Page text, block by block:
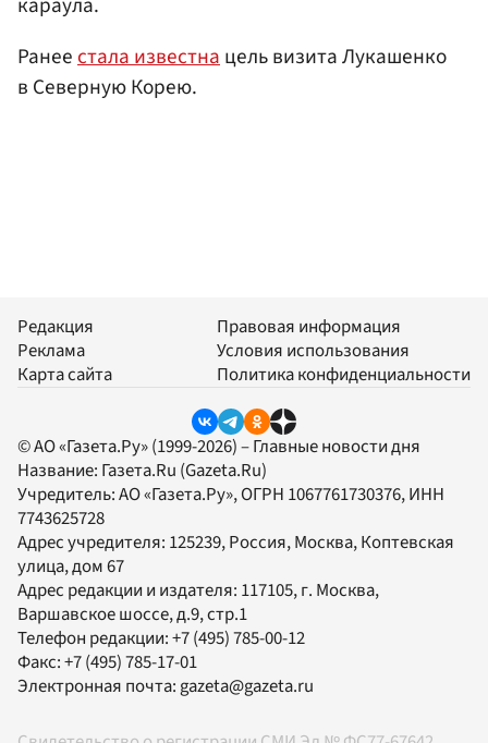
Ранеестала известнацель визита Лукашенко
в Северную Корею.
Редакция
Реклама
Карта сайта
Правовая информация
Условия использования
Политика конфиденциальности
© АО «Газета.Ру» (1999-2026) – Главные новости дня
Название: Газета.Ru (Gazeta.Ru)
Учредитель:АО «Газета.Ру», ОГРН 1067761730376, ИНН
7743625728
Адрес учредителя: 125239, Россия, Москва, Коптевская
улица, дом 67
Адрес редакции и издателя: 117105, г. Москва,
Варшавское шоссе, д.9, стр.1
Телефон редакции:+7 (495) 785-00-12
Факс:+7 (495) 785-17-01
Электронная почта:gazeta@gazeta.ru